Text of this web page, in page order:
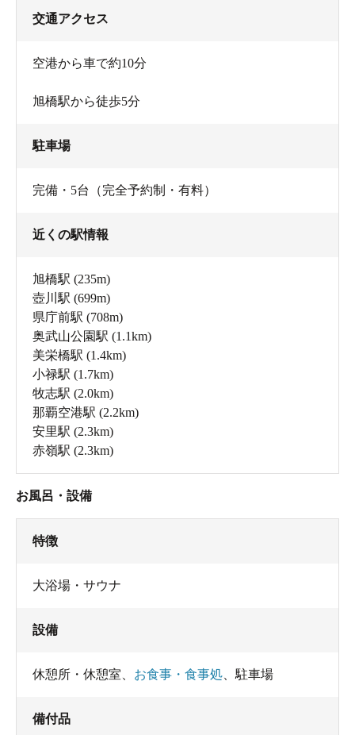
交通アクセス
空港から車で約10分
旭橋駅から徒歩5分
駐車場
完備・5台（完全予約制・有料）
近くの駅情報
旭橋駅 (235m)
壺川駅 (699m)
県庁前駅 (708m)
奥武山公園駅 (1.1km)
美栄橋駅 (1.4km)
小禄駅 (1.7km)
牧志駅 (2.0km)
那覇空港駅 (2.2km)
安里駅 (2.3km)
赤嶺駅 (2.3km)
お風呂・設備
特徴
大浴場・サウナ
設備
休憩所・休憩室 お食事・食事処 駐車場
備付品